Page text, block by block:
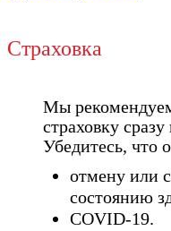
Страховка
Мы
страховку сразу
Убедитесь, что
отмену или
состоянию
COVID-19.